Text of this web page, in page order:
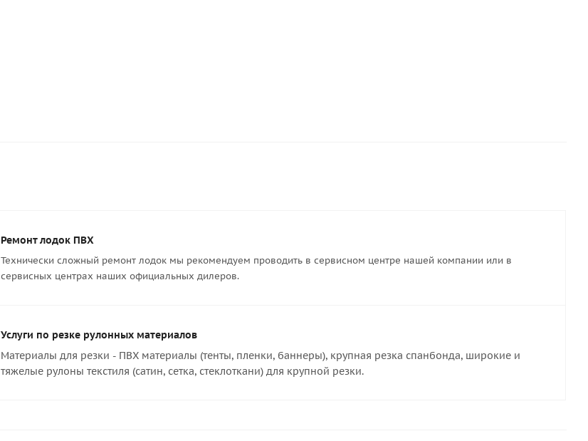
Ремонт лодок ПВХ
Технически сложный ремонт лодок мы рекомендуем проводить в сервисном центре нашей компании или в
сервисных центрах наших официальных дилеров.
Услуги по резке рулонных материалов
Материалы для резки - ПВХ материалы (тенты, пленки, баннеры), крупная резка спанбонда, широкие и
тяжелые рулоны текстиля (сатин, сетка, стеклоткани) для крупной резки.